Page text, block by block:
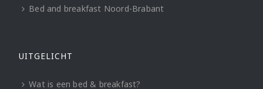
Bed and breakfast Noord-Brabant
UITGELICHT
Wat is een bed & breakfast?